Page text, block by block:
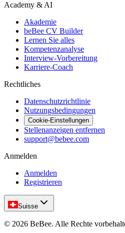
Academy & AI
Akademie
beBee CV Builder
Lernen Sie alles
Kompetenzanalyse
Interview-Vorbereitung
Karriere-Coach
Rechtliches
Datenschutzrichtlinie
Nutzungsbedingungen
Cookie-Einstellungen
Stellenanzeigen entfernen
support@bebee.com
Anmelden
Anmelden
Registrieren
Suisse
© 2026 BeBee. Alle Rechte